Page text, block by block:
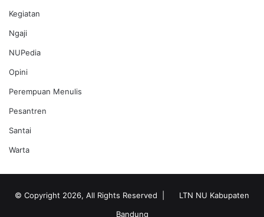
Kegiatan
Ngaji
NUPedia
Opini
Perempuan Menulis
Pesantren
Santai
Warta
© Copyright 2026, All Rights Reserved |
LTN NU Kabupaten
Bandung